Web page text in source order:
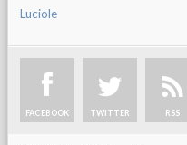
Luciole
FACEBOOK TWITTER RSS